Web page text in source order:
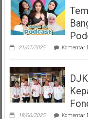
21/07/2025 Komentar
18/06/2025 Komentar